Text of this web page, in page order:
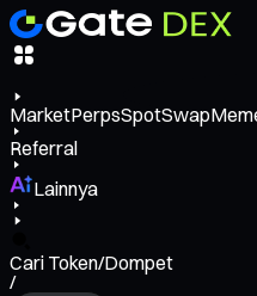
MarketPerpsSpotSwap
Referral
Lainnya
Cari Token/Dompet
/